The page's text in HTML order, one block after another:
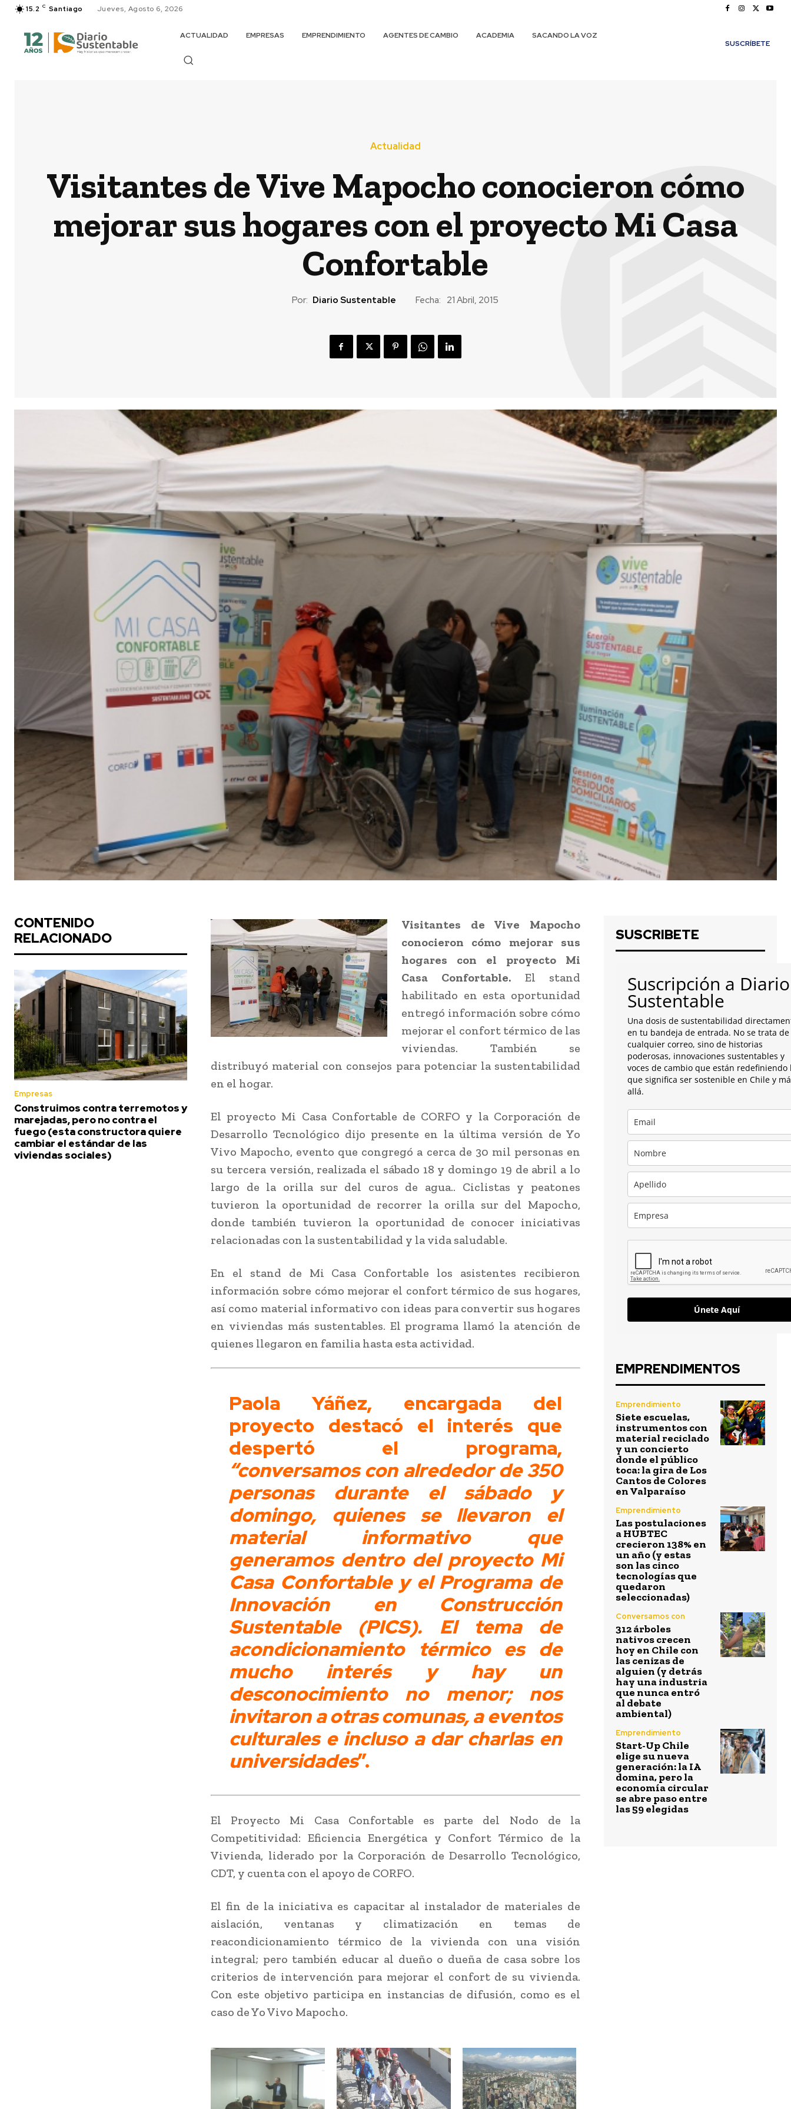
15.2 C Santiago Jueves, Agosto 6, 2026
ACTUALIDAD EMPRESAS EMPRENDIMIENTO AGENTES DE CAMBIO ACADEMIA
SACANDO LA VOZ
SUSCRÍBETE
Actualidad
Visitantes de Vive Mapocho conocieron cómo
mejorar sus hogares con el proyecto Mi Casa
Confortable
Por: Diario Sustentable Fecha: 21 Abril, 2015
CONTENIDO
RELACIONADO
Empresas
Construimos contra terremotos y
marejadas, pero no contra el
fuego (esta constructora quiere
cambiar el estándar de las
viviendas sociales)
Visitantes de Vive Mapocho
conocieron cómo mejorar sus
hogares con el proyecto Mi
Casa Confortable. El stand
habilitado en esta oportunidad
entregó información sobre cómo
mejorar el confort térmico de las
viviendas. También se
distribuyó material con consejos para potenciar la sustentabilidad
en el hogar.
El proyecto Mi Casa Confortable de CORFO y la Corporación de
Desarrollo Tecnológico dijo presente en la última versión de Yo
Vivo Mapocho, evento que congregó a cerca de 30 mil personas en
su tercera versión, realizada el sábado 18 y domingo 19 de abril a lo
largo de la orilla sur del curos de agua.. Ciclistas y peatones
tuvieron la oportunidad de recorrer la orilla sur del Mapocho,
donde también tuvieron la oportunidad de conocer iniciativas
relacionadas con la sustentabilidad y la vida saludable.
En el stand de Mi Casa Confortable los asistentes recibieron
información sobre cómo mejorar el confort térmico de sus hogares,
así como material informativo con ideas para convertir sus hogares
en viviendas más sustentables. El programa llamó la atención de
quienes llegaron en familia hasta esta actividad.
Paola Yáñez, encargada del
proyecto destacó el interés que
despertó el programa,
“conversamos con alrededor de 350
personas durante el sábado y
domingo, quienes se llevaron el
material informativo que
generamos dentro del proyecto Mi
Casa Confortable y el Programa de
Innovación en Construcción
Sustentable (PICS). El tema de
acondicionamiento térmico es de
mucho interés y hay un
desconocimiento no menor; nos
invitaron a otras comunas, a eventos
culturales e incluso a dar charlas en
universidades”.
El Proyecto Mi Casa Confortable es parte del Nodo de la
Competitividad: Eficiencia Energética y Confort Térmico de la
Vivienda, liderado por la Corporación de Desarrollo Tecnológico,
CDT, y cuenta con el apoyo de CORFO.
El fin de la iniciativa es capacitar al instalador de materiales de
aislación, ventanas y climatización en temas de
reacondicionamiento térmico de la vivienda con una visión
integral; pero también educar al dueño o dueña de casa sobre los
criterios de intervención para mejorar el confort de su vivienda.
Con este objetivo participa en instancias de difusión, como es el
caso de Yo Vivo Mapocho.
SUSCRIBETE
Suscripción a Diario
Sustentable
Una dosis de sustentabilidad
en tu bandeja de entrada. No se trata de
cualquier correo, sino de historias
poderosas, innovaciones sustentables y
voces de cambio que están redefiniendo
que significa ser sostenible en Chile y
allá.
Únete Aquí
EMPRENDIMENTOS
Emprendimiento
Siete escuelas,
instrumentos con
material reciclado
y un concierto
donde el público
toca: la gira de Los
Cantos de Colores
en Valparaíso
Emprendimiento
Las postulaciones
a HUBTEC
crecieron 138% en
un año (y estas
son las cinco
tecnologías que
quedaron
seleccionadas)
Conversamos con
312 árboles
nativos crecen
hoy en Chile con
las cenizas de
alguien (y detrás
hay una industria
que nunca entró
al debate
ambiental)
Emprendimiento
Start-Up Chile
elige su nueva
generación: la IA
domina, pero la
economía circular
se abre paso entre
las 59 elegidas